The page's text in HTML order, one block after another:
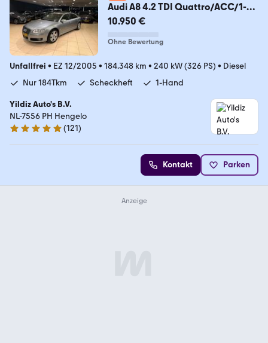
Audi A8 4.2 TDI Quattro/ACC/1-
Hand/Sheft/184Tkm/Top!
10.950 €
Ohne Bewertung
Unfallfrei • EZ 12/2005 • 184.348 km • 240 kW (326 PS) • Diesel
Nur 184Tkm
Scheckheft 1-Hand
Yildiz Auto's B.V.
NL-7556 PH Hengelo
4.8 Sterne
(121)
Kontakt Parken